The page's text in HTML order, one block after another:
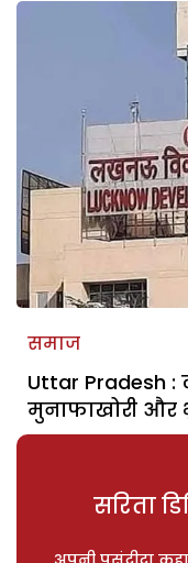
समाज
Uttar Pradesh
मुनाफाखोरी और
सरिता